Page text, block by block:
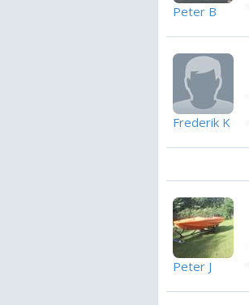
Peter B
Frederik K
Peter J